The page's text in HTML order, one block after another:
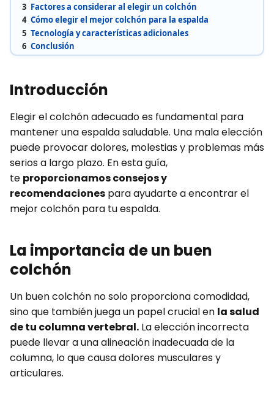
3 Factores a considerar al elegir un colchón
4 Cómo elegir el mejor colchón para la espalda
5 Tecnología y características adicionales
6 Conclusión
Introducción
Elegir el colchón adecuado es fundamental para
mantener una espalda saludable. Una mala elección
puede provocar dolores, molestias y problemas más
serios a largo plazo. En esta guía,
te proporcionamos consejos y
recomendaciones para ayudarte a encontrar el
mejor colchón para tu espalda.
La importancia de un buen
colchón
Un buen colchón no solo proporciona comodidad,
sino que también juega un papel crucial en la salud
de tu columna vertebral. La elección incorrecta
puede llevar a una alineación inadecuada de la
columna, lo que causa dolores musculares y
articulares.